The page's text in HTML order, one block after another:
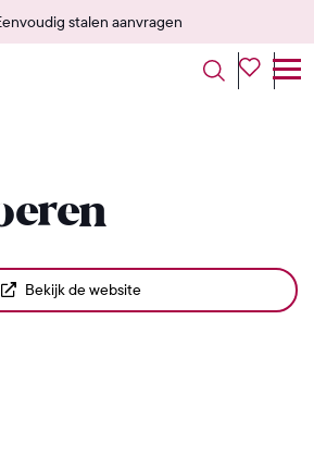
stalen aanvragen
Bekijk de website